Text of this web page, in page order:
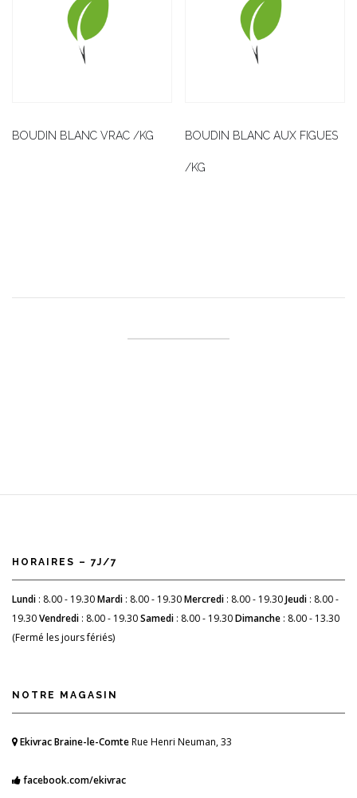
BOUDIN BLANC VRAC /KG BOUDIN BLANC AUX FIGUES
/KG
HORAIRES – 7J/7
Lundi : 8.00 - 19.30Mardi : 8.00 - 19.30Mercredi : 8.00 - 19.30Jeudi : 8.00 -
19.30Vendredi : 8.00 - 19.30Samedi : 8.00 - 19.30Dimanche : 8.00 - 13.30
(Fermé les jours fériés)
NOTRE MAGASIN
Ekivrac Braine-le-ComteRue Henri Neuman, 33
facebook.com/ekivrac